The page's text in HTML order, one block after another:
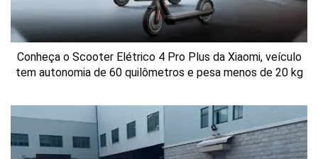
Conheça o Scooter Elétrico 4 Pro Plus da Xiaomi, veículo
tem autonomia de 60 quilômetros e pesa menos de 20 kg